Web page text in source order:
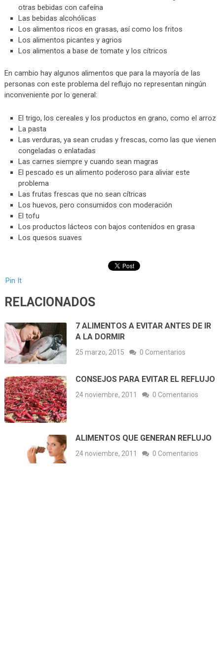
otras bebidas con cafeína
Las bebidas alcohólicas
Los alimentos ricos en grasas, así como los fritos
Los alimentos picantes y agrios
Los alimentos a base de tomate y los cítricos
En cambio hay algunos alimentos que para la mayoría de las
personas con este problema del reflujo no representan ningún
inconveniente por lo general:
El trigo, los cereales y los productos en grano, como el arroz
La pasta
Las verduras, ya sean crudas y frescas, como las que vienen
congeladas o enlatadas
Las carnes siempre y cuando sean magras
El pescado es un alimento poderoso para aliviar este
problema
Las frutas frescas que no sean cítricas
Los huevos, pero consumidos con moderación
El tofu
Los productos lácteos con bajos contenidos en grasa
Los quesos suaves
Pin It
RELACIONADOS
7 ALIMENTOS A EVITAR ANTES DE IR
A LA DORMIR
25 marzo, 2015 0 Comentarios
CONSEJOS PARA EVITAR EL REFLUJO
24 noviembre, 2011 0 Comentarios
ALIMENTOS QUE GENERAN REFLUJO
24 noviembre, 2011 0 Comentarios